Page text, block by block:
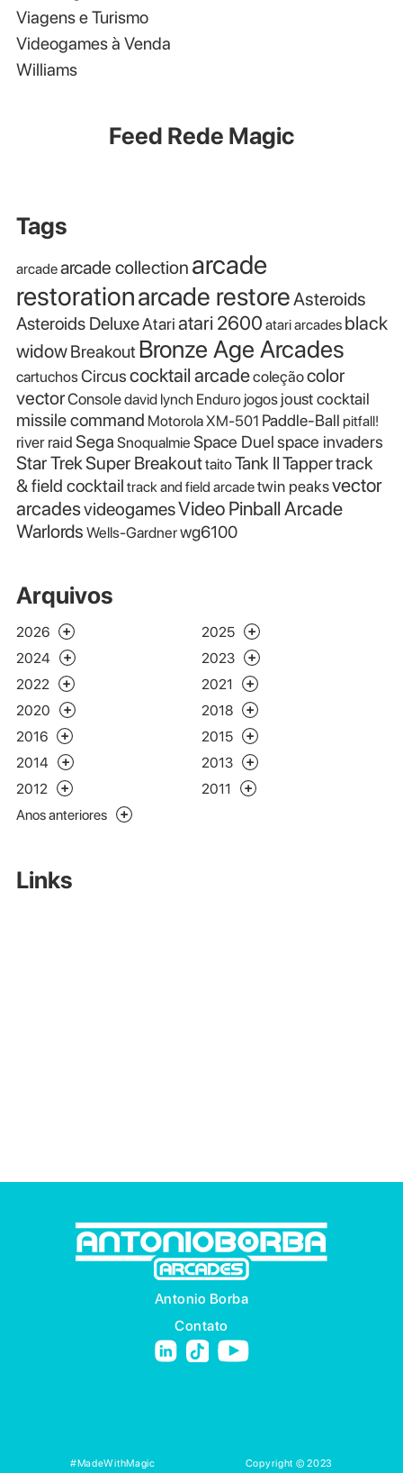
Viagens e Turismo
Videogames à Venda
Williams
Feed Rede Magic
Tags
arcadearcade collection arcade
restorationarcade restoreAsteroids
Asteroids DeluxeAtariatari 2600 atari arcades black
widowBreakoutBronze Age Arcades
cartuchosCircuscocktail arcadecoleçãocolor
vectorConsoledavid lynch Enduro jogos joust cocktail
missile command Motorola XM-501 Paddle-Ball pitfall!
river raidSega Snoqualmie Space Duelspace invaders
Star TrekSuper BreakouttaitoTank IITappertrack
& field cocktail track and field arcadetwin peaksvector
arcadesvideogamesVideo Pinball Arcade
Warlords Wells-Gardnerwg6100
Arquivos
2026
2025
2024
2023
2022
2021
2020
2018
2016
2015
2014
2013
2012
2011
Anos anteriores
Links
Antonio Borba
Contato
#MadeWithMagic Copyright © 2023